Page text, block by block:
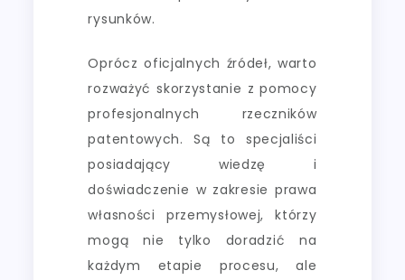
rysunków.
Oprócz oficjalnych źródeł, warto
rozważyć skorzystanie z pomocy
profesjonalnych rzeczników
patentowych. Są to specjaliści
posiadający wiedzę i
doświadczenie w zakresie prawa
własności przemysłowej, którzy
mogą nie tylko doradzić na
każdym etapie procesu, ale